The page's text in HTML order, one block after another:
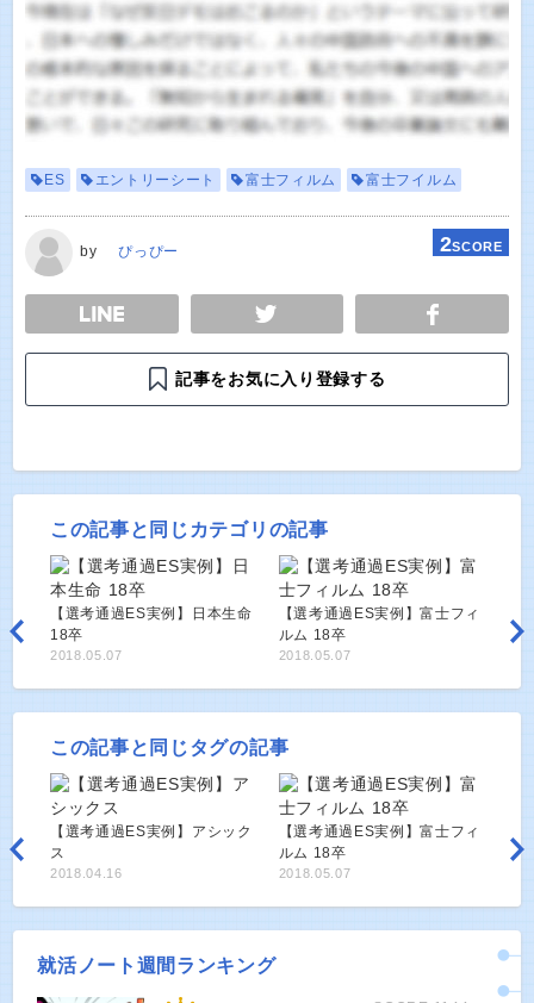
ES エントリーシート 富士フィルム 富士フイルム
by ぴっぴー 2SCORE
TWEET
記事をお気に入り登録する
この記事と同じカテゴリの記事
【選考通過ES実例】日本生命
18卒
2018.05.07
【選考通過ES実例】富士フィ
ルム 18卒
2018.05.07
この記事と同じタグの記事
【選考通過ES実例】アシック
ス
2018.04.16
【選考通過ES実例】富士フィ
ルム 18卒
2018.05.07
就活ノート週間ランキング